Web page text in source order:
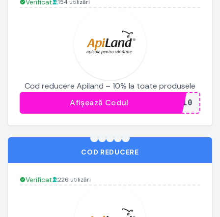
Verificat 154 utilizări
Cod reducere Apiland – 10% la toate produsele
...I10
Afișează Codul
COD REDUCERE
Verificat 226 utilizări